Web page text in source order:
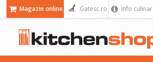
Magazin online Gatesc.ro Info culinar